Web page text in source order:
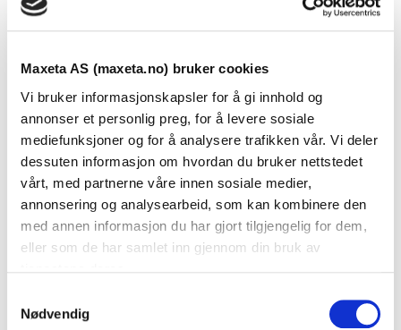
Maxeta AS (maxeta.no) bruker cookies
Vi bruker informasjonskapsler for å gi innhold og
annonser et personlig preg, for å levere sosiale
mediefunksjoner og for å analysere trafikken vår. Vi deler
dessuten informasjon om hvordan du bruker nettstedet
vårt, med partnerne våre innen sosiale medier,
annonsering og analysearbeid, som kan kombinere den
med annen informasjon du har gjort tilgjengelig for dem,
eller som de har samlet inn gjennom din bruk av
Nødvendig
Se dokumenter
Dokumenter